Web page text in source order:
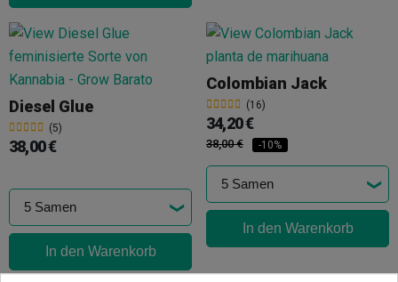
Diesel Glue
(5)
38,00 €
In den Warenkorb
Colombian Jack
(16)
34,20 €
38,00 € -10%
In den Warenkorb